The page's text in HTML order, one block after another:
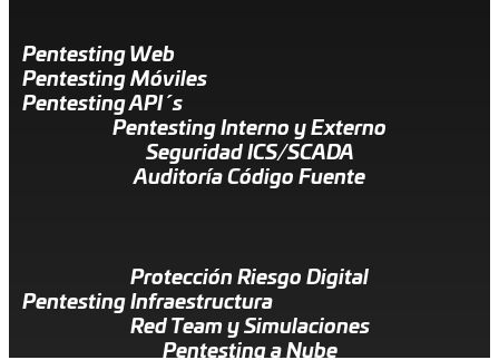
Pentesting Web
Pentesting Móviles
Pentesting API´s
Pentesting Interno y Externo
Seguridad ICS/SCADA
Auditoría Código Fuente
Protección Riesgo Digital
Pentesting Infraestructura
Red Team y Simulaciones
Pentesting a Nube